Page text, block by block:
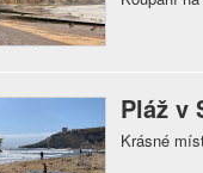
Pláž v
Krásné